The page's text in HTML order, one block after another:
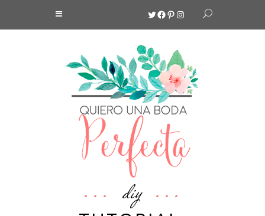
Twitter
Facebook
Pinterest
Instagram
diy